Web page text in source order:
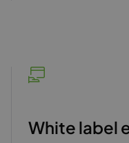
White label